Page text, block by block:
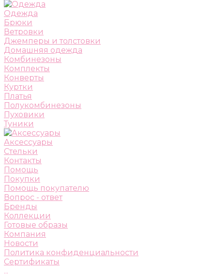
Одежда
Брюки
Ветровки
Джемперы и толстовки
Домашняя одежда
Комбинезоны
Комплекты
Конверты
Куртки
Платья
Полукомбинезоны
Пуховики
Туники
Аксессуары
Стельки
Контакты
Помощь
Покупки
Помощь покупателю
Вопрос - ответ
Бренды
Коллекции
Готовые образы
Компания
Новости
Политика конфиденциальности
Сертификаты
...